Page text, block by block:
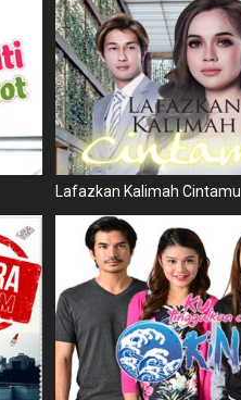
Lafazkan Kalimah Cintamu